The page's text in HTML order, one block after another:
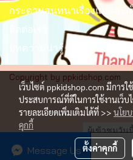
Message Us
กระดานสนทนาเรื่องแม่และเ
ติดต่อเรา
บทความน่ารู้
Copyright by ppkidshop.com
ผู้เข้าชมวัน
Powered by
เว็บไซต์ ppkidshop.com มีการ
ประสบการณ์ที่ดีในการใช้งานเว็
รายละเอียดเพิ่มเติมได้ที่ >> นโย
คุกกี้
ตั้งค่าคุกกี้